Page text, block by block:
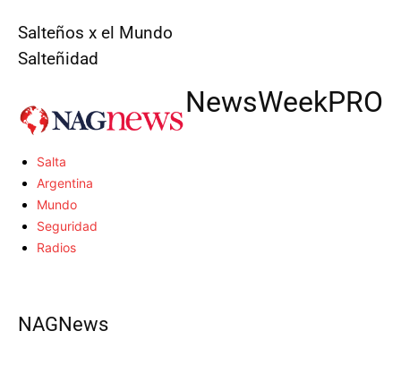
Salteños x el Mundo
Salteñidad
NewsWeekPRO
Salta
Argentina
Mundo
Seguridad
Radios
NAGNews